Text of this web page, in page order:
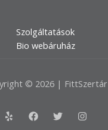
Szolgáltatások
Bio webáruház
© 2026 | FittSzertár